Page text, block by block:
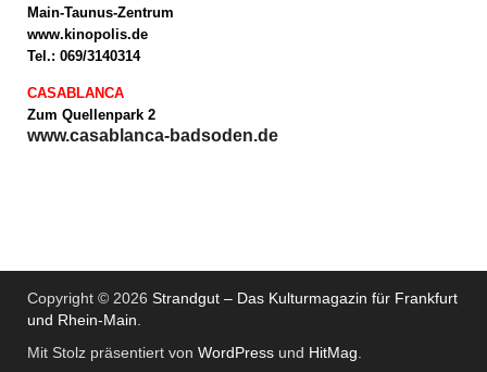
Main-Taunus-Zentrum
www.kinopolis.de
Tel.: 069/3140314
CASABLANCA
Zum Quellenpark 2
www.casablanca-badsoden.de
Copyright © 2026 Strandgut – Das Kulturmagazin für Frankfurt
und Rhein-Main.
Mit Stolz präsentiert von WordPress und HitMag.